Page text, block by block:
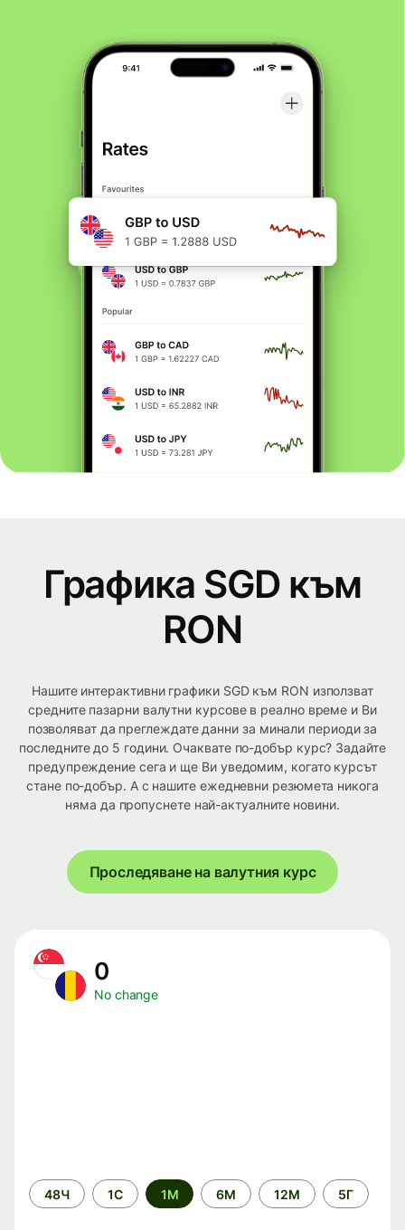
Графика SGD към
RON
Нашите интерактивни графики SGD към RON използват
средните пазарни валутни курсове в реално време и Ви
позволяват да преглеждате данни за минали периоди за
последните до 5 години. Очаквате по-добър курс? Задайте
предупреждение сега и ще Ви уведомим, когато курсът
стане по-добър. А с нашите ежедневни резюмета никога
няма да пропуснете най-актуалните новини.
Проследяване на валутния курс
0
No change
Time
period
48Ч 1С 1М 6М 12М 5Г